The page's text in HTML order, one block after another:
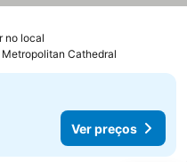
no local
Metropolitan Cathedral
Ver preços